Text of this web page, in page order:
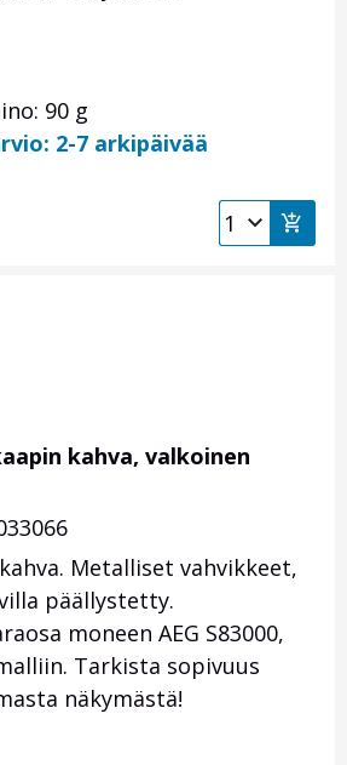
90 g
2-7 arkipäivää
kahva, valkoinen
Metalliset vahvikkeet,
päällystetty.
moneen AEG S83000,
Tarkista sopivuus
näkymästä!